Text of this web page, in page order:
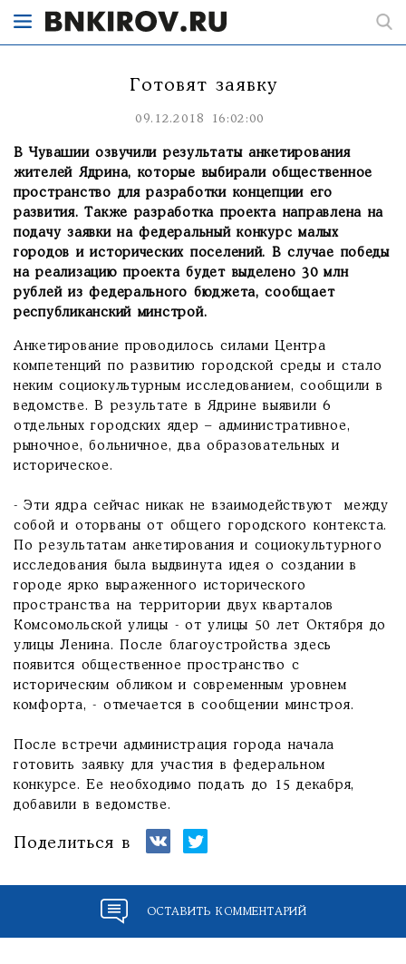
Готовят заявку
09.12.2018 16:02:00
В Чувашии озвучили результаты анкетирования
жителей Ядрина, которые выбирали общественное
пространство для разработки концепции его
развития. Также разработка проекта направлена на
подачу заявки на федеральный конкурс малых
городов и исторических поселений. В случае победы
на реализацию проекта будет выделено 30 млн
рублей из федерального бюджета, сообщает
республиканский минстрой.
Анкетирование проводилось силами Центра
компетенций по развитию городской среды и стало
неким социокультурным исследованием, сообщили в
ведомстве. В результате в Ядрине выявили 6
отдельных городских ядер – административное,
рыночное, больничное, два образовательных и
историческое.
- Эти ядра сейчас никак не взаимодействуют между
собой и оторваны от общего городского контекста.
По результатам анкетирования и социокультурного
исследования была выдвинута идея о создании в
городе ярко выраженного исторического
пространства на территории двух кварталов
Комсомольской улицы - от улицы 50 лет Октября до
улицы Ленина. После благоустройства здесь
появится общественное пространство с
историческим обликом и современным уровнем
комфорта, - отмечается в сообщении минстроя.
После встречи администрация города начала
готовить заявку для участия в федеральном
конкурсе. Ее необходимо подать до 15 декабря,
добавили в ведомстве.
Поделиться в
ОСТАВИТЬ КОММЕНТАРИЙ